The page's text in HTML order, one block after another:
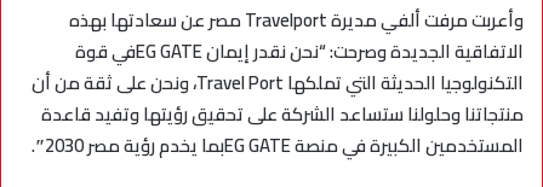
وأعربت مرفت ألفي مديرةTravelportمصر عن سعادتها بهذه
الاتفاقية الجديدة وصرحت: “نحن نقدر إيمانEG GATEفي قوة
التكنولوجيا الحديثة التي تملكهاTravel Port، ونحن على ثقة من أن
منتجاتنا وحلولنا ستساعد الشركة على تحقيق رؤيتها وتفيد قاعدة
المستخدمين الكبيرة في منصةEG GATEبما يخدم رؤية مصر 2030″.